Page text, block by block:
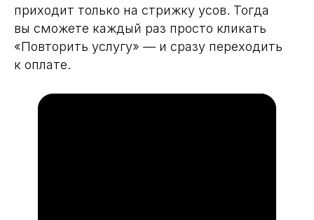
приходит только на стрижку усов. Тогда
вы сможете каждый раз просто кликать
«Повторить услугу» — и сразу переходить
к оплате.